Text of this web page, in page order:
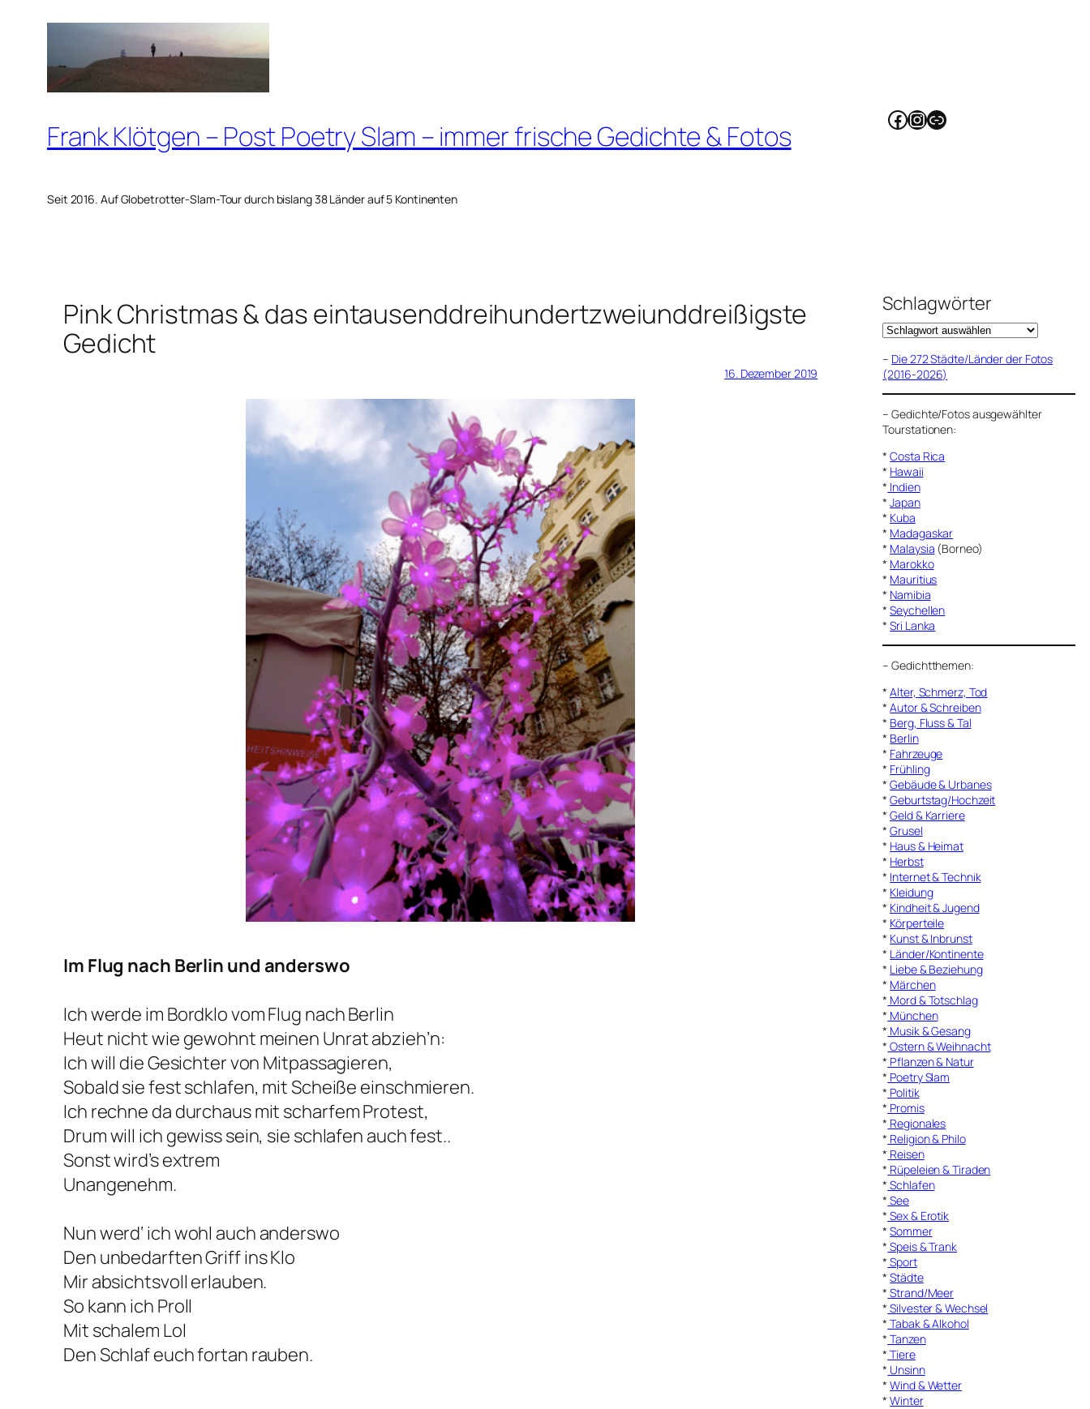
springen
Frank Klötgen – Post Poetry Slam – immer frische Gedichte & Fotos
Seit 2016. Auf Globetrotter-Slam-Tour durch bislang 38 Länder auf 5 Kontinenten
Facebook
Instagram
Link
Pink Christmas & das eintausenddreihundertzweiunddreißigste
Gedicht
16. Dezember 2019
Im Flug nach Berlin und anderswo
Ich werde im Bordklo vom Flug nach Berlin
Heut nicht wie gewohnt meinen Unrat abzieh’n:
Ich will die Gesichter von Mitpassagieren,
Sobald sie fest schlafen, mit Scheiße einschmieren.
Ich rechne da durchaus mit scharfem Protest,
Drum will ich gewiss sein, sie schlafen auch fest..
Sonst wird’s extrem
Unangenehm.
Nun werd‘ ich wohl auch anderswo
Den unbedarften Griff ins Klo
Mir absichtsvoll erlauben.
So kann ich Proll
Mit schalem Lol
Den Schlaf euch fortan rauben.
Schlagwörter
– Die 272 Städte/Länder der Fotos
(2016-2026)
–Gedichte/Fotos ausgewählter
Tourstationen:
*Costa Rica
* Hawaii
* Indien
*Japan
* Kuba
* Madagaskar
* Malaysia (Borneo)
* Marokko
* Mauritius
* Namibia
*Seychellen
*Sri Lanka
–Gedichtthemen:
*Alter, Schmerz, Tod
*Autor & Schreiben
* Berg, Fluss & Tal
* Berlin
* Fahrzeuge
* Frühling
*Gebäude & Urbanes
*Geburtstag/Hochzeit
*Geld & Karriere
*Grusel
* Haus & Heimat
* Herbst
* Internet & Technik
* Kleidung
* Kindheit & Jugend
* Körperteile
* Kunst & Inbrunst
* Länder/Kontinente
* Liebe & Beziehung
* Märchen
* Mord & Totschlag
* München
* Musik & Gesang
* Ostern & Weihnacht
* Pflanzen & Natur
* Poetry Slam
* Politik
* Promis
* Regionales
* Religion & Philo
* Reisen
* Rüpeleien & Tiraden
* Schlafen
* See
* Sex & Erotik
*Sommer
* Speis & Trank
* Sport
*Städte
* Strand/Meer
* Silvester & Wechsel
* Tabak & Alkohol
* Tanzen
* Tiere
* Unsinn
*Wind & Wetter
*Winter